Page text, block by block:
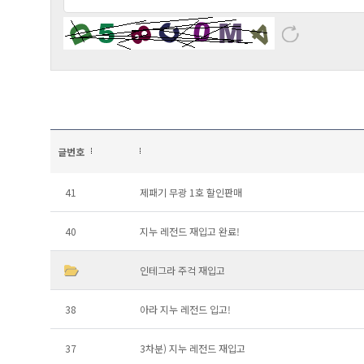
글번호
41 제패기 무광 1호 할인판매
40 지누 레전드 재입고 완료!
인테그라 주걱 재입고
38 아라 지누 레전드 입고!
37 3차분) 지누 레전드 재입고